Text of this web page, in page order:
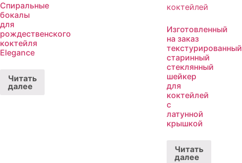
Спиральные
бокалы
для
рождественского
коктейля
Elegance
Читать
далее
Изготовленный
на заказ
текстурированный
старинный
стеклянный
шейкер
для
коктейлей
с
латунной
крышкой
Читать
далее